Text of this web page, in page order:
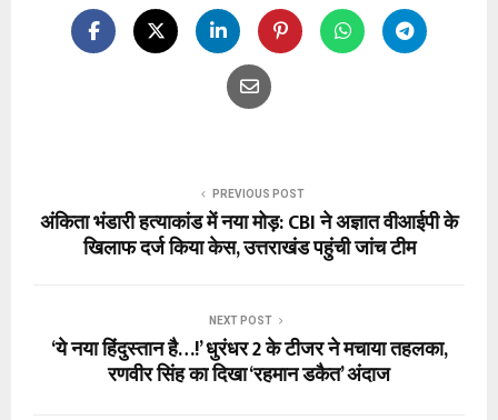
PREVIOUS POST
अंकिता भंडारी हत्याकांड में नया मोड़: CBI ने अज्ञात वीआईपी के
खिलाफ दर्ज किया केस, उत्तराखंड पहुंची जांच टीम
NEXT POST
‘ये नया हिंदुस्तान है…!’ धुरंधर 2 के टीजर ने मचाया तहलका,
रणवीर सिंह का दिखा ‘रहमान डकैत’ अंदाज